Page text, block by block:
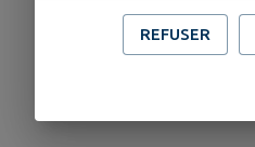
REFUSER